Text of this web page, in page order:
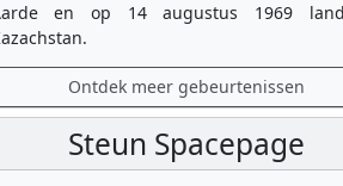
en op 14 augustus 1969
Ontdek meer gebeurtenissen
Steun Spacepage